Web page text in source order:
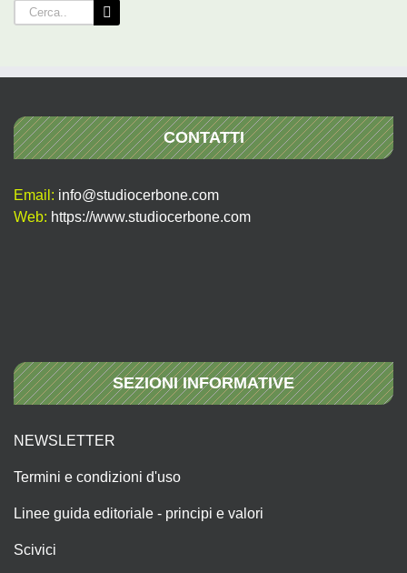
Cerca
per:
CONTATTI
Email: info@studiocerbone.com
Web: https://www.studiocerbone.com
SEZIONI INFORMATIVE
NEWSLETTER
Termini e condizioni d'uso
Linee guida editoriale - principi e valori
Scivici